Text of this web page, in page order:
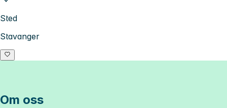
Sted
Stavanger
Om oss